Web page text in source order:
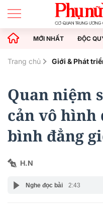
MỚI NHẤT ĐỘC
Trang chủ Giới & Phát
Quan niệm
cản vô hình
bình đẳng
H.N
Nghe đọc bài 2:43